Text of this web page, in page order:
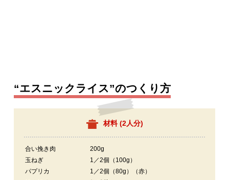
“エスニックライス”のつくり方
材料 (2人分)
合い挽き肉
200g
玉ねぎ
1／2個（100g）
パプリカ
1／2個（80g）（赤）